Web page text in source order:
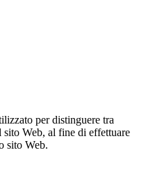
per distinguere tra
Web, al fine di effettuare
sito Web.